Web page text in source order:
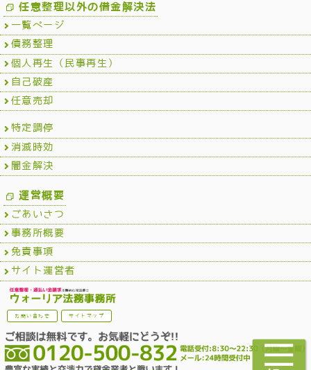
任意整理以外の借金解決法
一覧ページ
債務整理
個人再生（民事再生）
自己破産
任意売却
特定調停
消滅時効
闇金解決
運営概要
ごあいさつ
事務所概要
免責事項
サイト運営者
お問い合わせ サイトマップ